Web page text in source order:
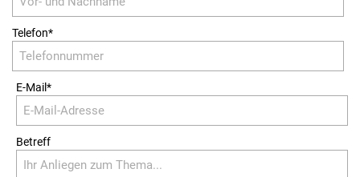
Pflichtfeld
Telefon*
Pflichtfeld
E-Mail*
Betreff